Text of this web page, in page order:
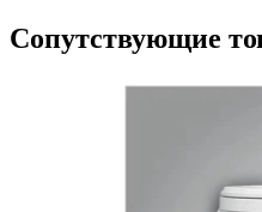
Сопутствующие